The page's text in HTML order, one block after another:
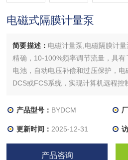
电磁式隔膜计量泵
简要描述： 电磁计量泵,电磁隔膜计
精确，10-100%频率调节流量，具
电池，自动电压补偿和过压保护，
DCS或FCS系统，实现计算机远程控
产品型号： BYDCM
更新时间： 2025-12-31
产品咨询